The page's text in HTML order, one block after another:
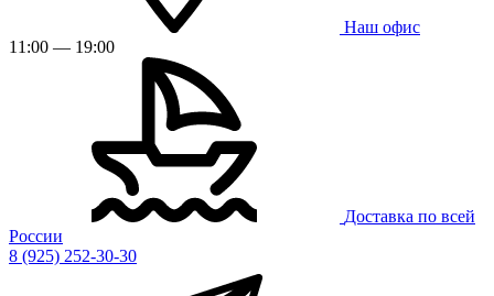
Наш офис
11:00 — 19:00
Доставка по всей
России
8 (925) 252-30-30